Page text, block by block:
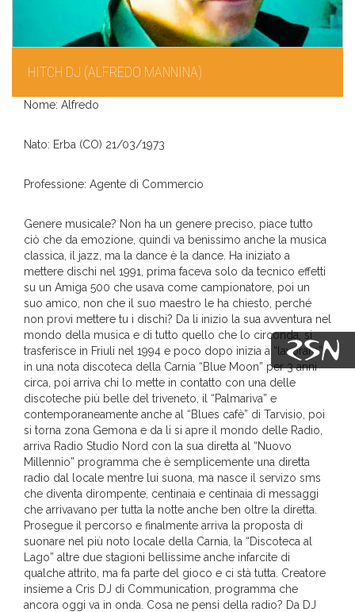
HITCH DJ (ALFREDO MANNINA)
Nome: Alfredo
Nato: Erba (CO) 21/03/1973
Professione: Agente di Commercio
Genere musicale? Non ha un genere preciso, piace tutto
ciò che da emozione, quindi va benissimo anche la musica
classica, il jazz, ma la dance è la dance. Ha iniziato a
mettere dischi nel 1991, prima faceva solo da tecnico effetti
su un Amiga 500 che usava come campionatore, poi un
suo amico, non che il suo maestro le ha chiesto, perché
non provi mettere tu i dischi? Da li inizio la sua avventura nel
mondo della musica e di tutto quello che lo circonda, si
trasferisce in Friuli nel 1994 e poco dopo inizia a “lavorare”
in una nota discoteca della Carnia “Blue Moon” per 3 anni
circa, poi arriva chi lo mette in contatto con una delle
discoteche più belle del triveneto, il “Palmariva” e
contemporaneamente anche al “Blues cafè” di Tarvisio, poi
si torna zona Gemona e da li si apre il mondo delle Radio,
arriva Radio Studio Nord con la sua diretta al “Nuovo
Millennio” programma che è semplicemente una diretta
radio dal locale mentre lui suona, ma nasce il servizo sms
che diventa dirompente, centinaia e centinaia di messaggi
che arrivavano per tutta la notte anche ben oltre la diretta.
Prosegue il percorso e finalmente arriva la proposta di
suonare nel più noto locale della Carnia, la “Discoteca al
Lago” altre due stagioni bellissime anche infarcite di
qualche attrito, ma fa parte del gioco e ci stà tutta. Creatore
insieme a Cris DJ di Communication, programma che
ancora oggi va in onda. Cosa ne pensi della radio? Da DJ